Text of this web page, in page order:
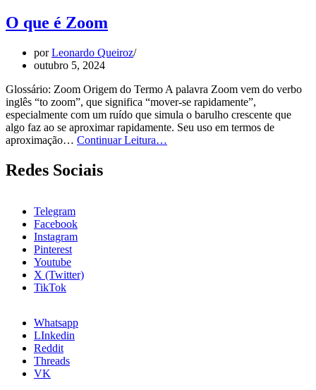
O que é Zoom
porLeonardo Queiroz
outubro 5, 2024
Glossário: Zoom Origem do Termo A palavra Zoom vem do verbo
inglês “to zoom”, que significa “mover-se rapidamente”,
especialmente com um ruído que simula o barulho crescente que
algo faz ao se aproximar rapidamente. Seu uso em termos de
aproximação… Continuar Leitura…
Redes Sociais
Telegram
Facebook
Instagram
Pinterest
Youtube
X (Twitter)
TikTok
Whatsapp
LInkedin
Reddit
Threads
VK